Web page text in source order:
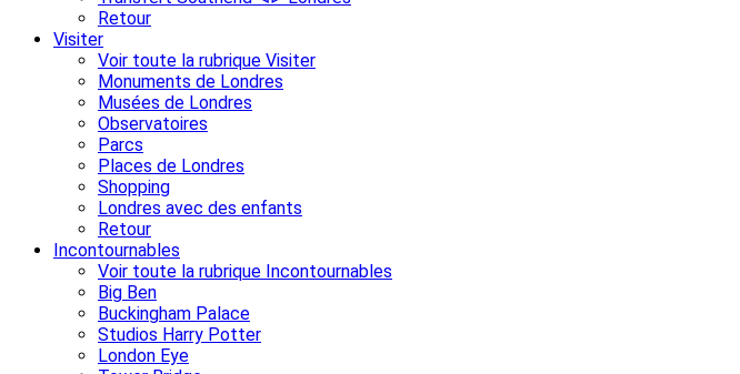
Retour
Visiter
Voir toute la rubrique Visiter
Monuments de Londres
Musées de Londres
Observatoires
Parcs
Places de Londres
Shopping
Londres avec des enfants
Retour
Incontournables
Voir toute la rubrique Incontournables
Big Ben
Buckingham Palace
Studios Harry Potter
London Eye